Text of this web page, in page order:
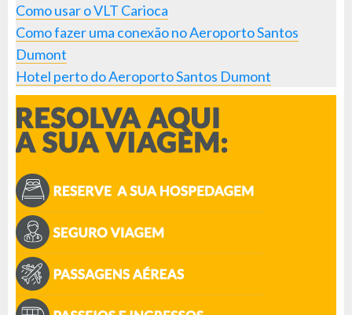
Como usar o VLT Carioca
Como fazer uma conexão no Aeroporto Santos
Dumont
Hotel perto do Aeroporto Santos Dumont